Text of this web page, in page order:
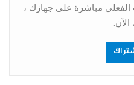
مباشرة على جهازك ،